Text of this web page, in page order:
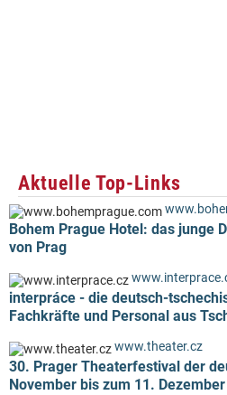
Aktuelle Top-Links
Bohem Prague Hotel: das junge
von Prag
interpráce - die deutsch-
Fachkräfte und Personal aus
www.theater.cz
30. Prager Theaterfestival der
November bis zum 11.